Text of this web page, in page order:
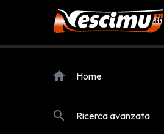
home Home
search Ricerca avanzata